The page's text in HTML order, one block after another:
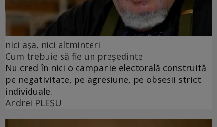
nici așa, nici altminteri
Cum trebuie să fie un președinte
Nu cred în nici o campanie electorală construită
pe negativitate, pe agresiune, pe obsesii strict
individuale.
Andrei PLEŞU